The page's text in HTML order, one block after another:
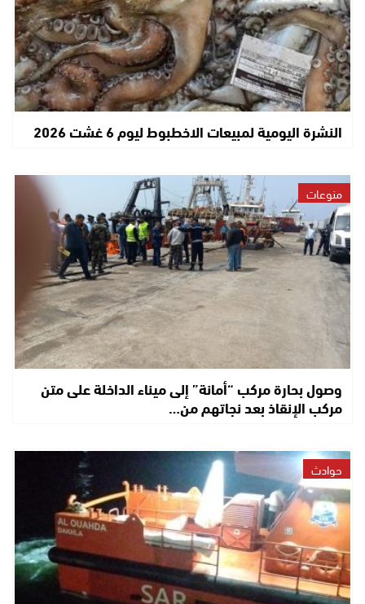
النشرة اليومية لمبيعات الاخطبوط ليوم 6 غشت 2026
منوعات
وصول بحارة مركب “أمانة” إلى ميناء الداخلة على متن
مركب الإنقاذ بعد نجاتهم من…
حوادث